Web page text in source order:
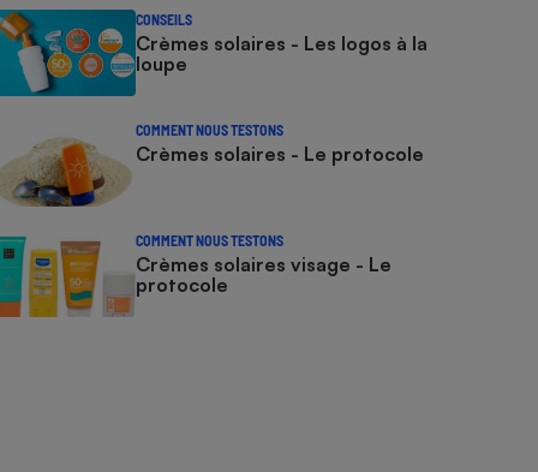
CONSEILS
Crèmes solaires - Les logos à la
loupe
COMMENT NOUS TESTONS
Crèmes solaires - Le protocole
COMMENT NOUS TESTONS
Crèmes solaires visage - Le
protocole